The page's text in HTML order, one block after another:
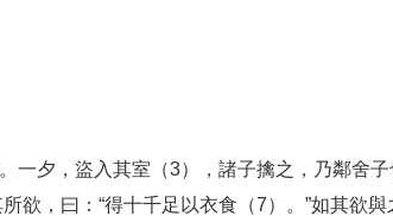
一夕，盜入其室（3），諸子擒之，乃鄰舍
欲，曰：“得十千足以衣食（7）。”如其欲